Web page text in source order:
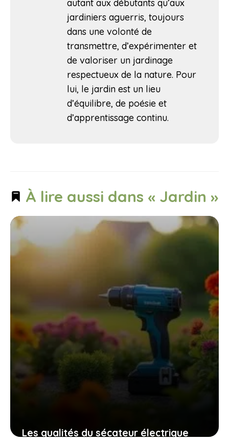
autant aux débutants qu’aux
jardiniers aguerris, toujours
dans une volonté de
transmettre, d’expérimenter et
de valoriser un jardinage
respectueux de la nature. Pour
lui, le jardin est un lieu
d’équilibre, de poésie et
d’apprentissage continu.
À lire aussi dans « Jardin »
Les qualités du sécateur électrique